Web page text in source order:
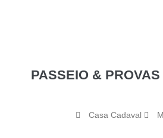
PASSEIO &
Casa Cadaval